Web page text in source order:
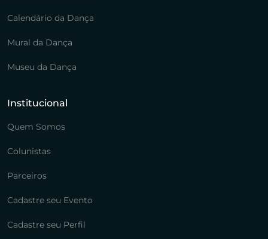
Calendário da Dança
Mural da Dança
Museu da Dança
Institucional
Quem Somos
Colunistas
Parceiros
Cadastre seu Evento
Cadastre seu Perfil